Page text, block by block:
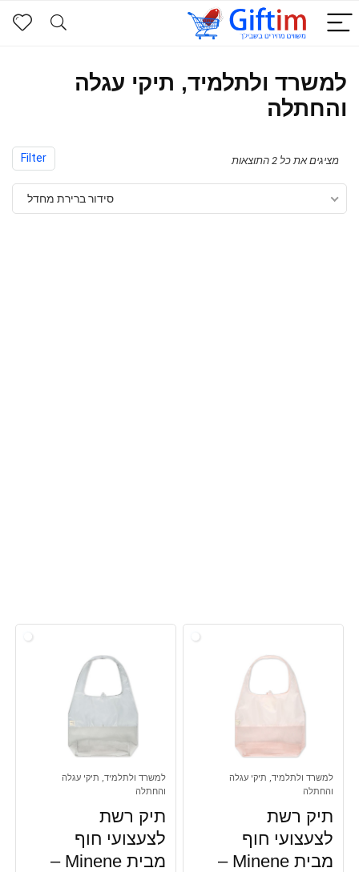
למשרד ולתלמיד, תיקי עגלה
והחתלה
Filter מציגים את כל ⁦2⁩ התוצאות
סידור ברירת מחדל
למשרד ולתלמיד, תיקי עגלה
והחתלה
תיק רשת
לצעצועי חוף
מבית Minene –
למשרד ולתלמיד, תיקי עגלה
והחתלה
תיק רשת
לצעצועי חוף
מבית Minene –